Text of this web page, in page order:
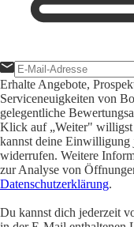
Erhalte Angebote,
Serviceneuigkeiten von
gelegentliche
Klick auf „Weiter" willigst
kannst deine
widerrufen. Weitere
zur Analyse von
Datenschutzerklärung.
Du kannst dich jederzeit